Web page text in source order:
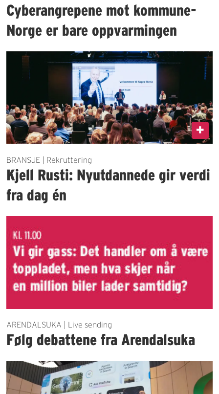
Cyberangrepene mot kommune-
Norge er bare oppvarmingen
BRANSJE | Rekruttering
Kjell Rusti: Nyutdannede gir verdi
fra dag én
ARENDALSUKA | Live sending
Følg debattene fra Arendalsuka